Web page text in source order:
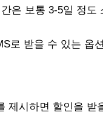
은 보통 3-5일 정
로 받을 수 있는 옵
제시하면 할인을